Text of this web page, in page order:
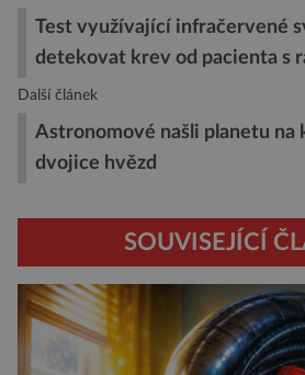
Test využívající infračervené
detekovat krev od pacienta s
Další článek
Astronomové našli planetu na
dvojice hvězd
SOUVISEJÍCÍ